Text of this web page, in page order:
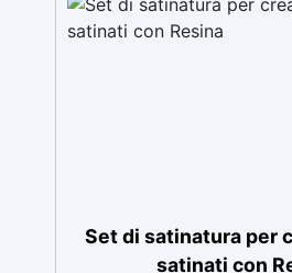
epossidiche e
grumi. ✅ Versatilità:
Set di satinatura per
satinati con